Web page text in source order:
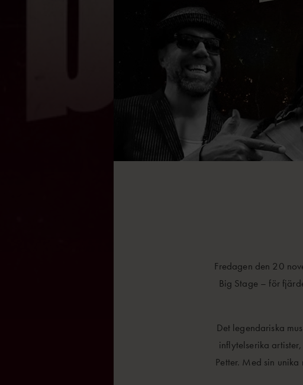
Fredagen den 20
Big Stage – för
Det legendariska
inflytelserika
Petter. Med sin